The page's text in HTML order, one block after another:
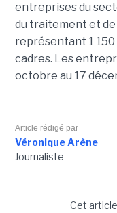
entreprises du
du traitement et
représentant 1 150
cadres. Les
octobre au 17
Article rédigé par
Véronique Arène
Journaliste
Cet